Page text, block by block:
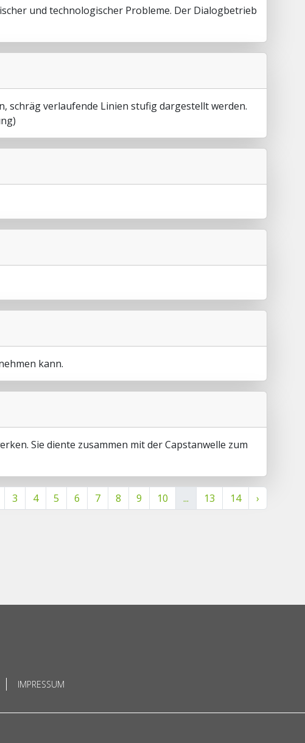
und technologischer Probleme. Der Dialogbetrieb
schräg verlaufende Linien stufig dargestellt werden.
kann.
Sie diente zusammen mit der Capstanwelle zum
3 4 5 6 7 8 9 10 ... 13 14 ›
IMPRESSUM